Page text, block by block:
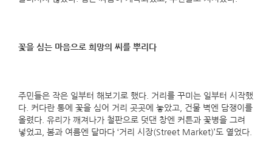
꽃을 심는 마음으로 희망의 씨를 뿌리다
주민들은 작은 일부터 해보기로 했다. 거리를 꾸미는 일부터 시작했
다. 커다란 통에 꽃을 심어 거리 곳곳에 놓았고, 건물 벽엔 담쟁이를
올렸다. 유리가 깨져나가 철판으로 덧댄 창엔 커튼과 꽃병을 그려
넣었고, 봄과 여름엔 달마다 ‘거리 시장(Street Market)’도 열었다.